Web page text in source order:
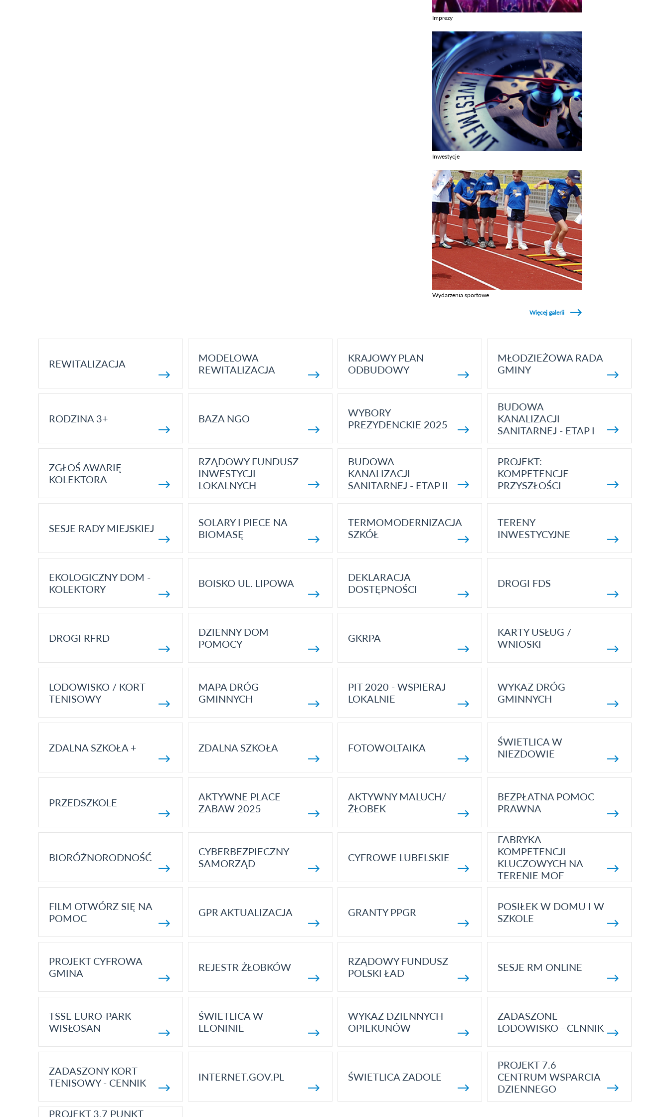
Imprezy
Inwestycje
Wydarzenia sportowe
Więcej galerii
REWITALIZACJA
MODELOWA
REWITALIZACJA
KRAJOWY PLAN
ODBUDOWY
MŁODZIEŻOWA RADA
GMINY
RODZINA 3+ BAZA NGO
WYBORY
PREZYDENCKIE 2025
BUDOWA
KANALIZACJI
SANITARNEJ - ETAP I
ZGŁOŚ AWARIĘ
KOLEKTORA
RZĄDOWY FUNDUSZ
INWESTYCJI
LOKALNYCH
BUDOWA
KANALIZACJI
SANITARNEJ - ETAP II
PROJEKT:
KOMPETENCJE
PRZYSZŁOŚCI
SESJE RADY MIEJSKIEJ
SOLARY I PIECE NA
BIOMASĘ
TERMOMODERNIZACJA
SZKÓŁ
TERENY
INWESTYCYJNE
EKOLOGICZNY DOM -
KOLEKTORY
BOISKO UL. LIPOWA
DEKLARACJA
DOSTĘPNOŚCI
DROGI FDS
DROGI RFRD
DZIENNY DOM
POMOCY
GKRPA
KARTY USŁUG /
WNIOSKI
LODOWISKO / KORT
TENISOWY
MAPA DRÓG
GMINNYCH
PIT 2020 - WSPIERAJ
LOKALNIE
WYKAZ DRÓG
GMINNYCH
ZDALNA SZKOŁA + ZDALNA SZKOŁA FOTOWOLTAIKA
ŚWIETLICA W
NIEZDOWIE
PRZEDSZKOLE
AKTYWNE PLACE
ZABAW 2025
AKTYWNY MALUCH/
ŻŁOBEK
BEZPŁATNA POMOC
PRAWNA
BIORÓŻNORODNOŚĆ
CYBERBEZPIECZNY
SAMORZĄD
CYFROWE LUBELSKIE
FABRYKA
KOMPETENCJI
KLUCZOWYCH NA
TERENIE MOF
FILM OTWÓRZ SIĘ NA
POMOC
GPR AKTUALIZACJA GRANTY PPGR
POSIŁEK W DOMU I W
SZKOLE
PROJEKT CYFROWA
GMINA
REJESTR ŻŁOBKÓW
RZĄDOWY FUNDUSZ
POLSKI ŁAD
SESJE RM ONLINE
TSSE EURO-PARK
WISŁOSAN
ŚWIETLICA W
LEONINIE
WYKAZ DZIENNYCH
OPIEKUNÓW
ZADASZONE
LODOWISKO - CENNIK
ZADASZONY KORT
TENISOWY - CENNIK
INTERNET.GOV.PL ŚWIETLICA ZADOLE
PROJEKT 7.6
CENTRUM WSPARCIA
DZIENNEGO
PROJEKT 3.7 PUNKT